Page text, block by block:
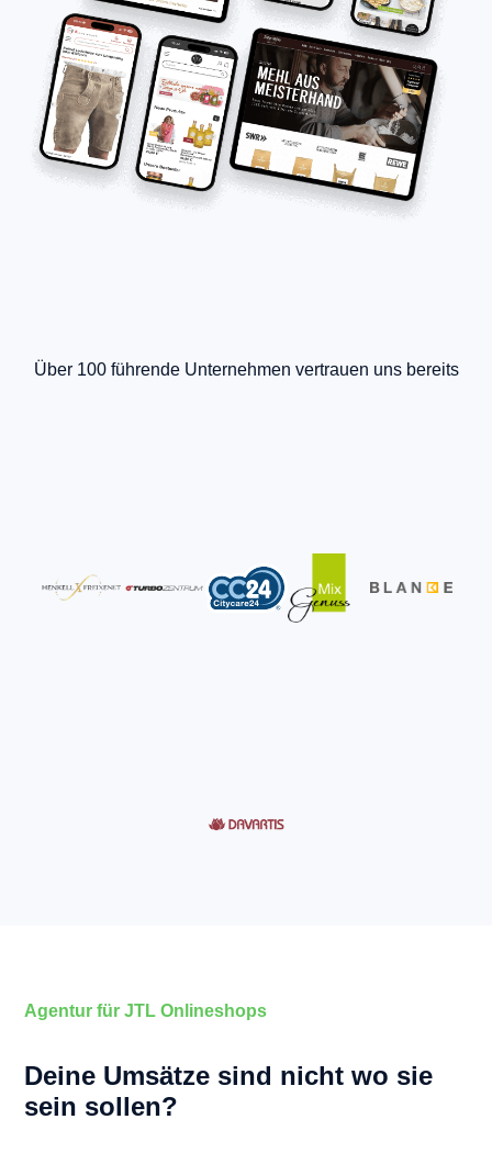
Über 100 führende Unternehmen vertrauen uns bereits
Agentur für JTL Onlineshops
Deine Umsätze sind nicht wo sie
sein sollen?